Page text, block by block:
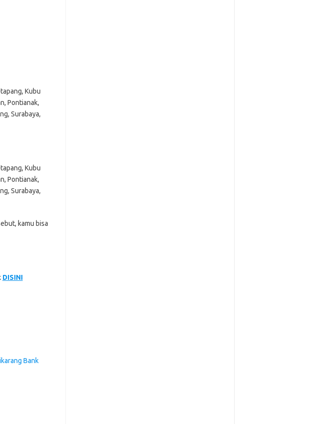
Kubu
Pontianak,
Surabaya,
Kubu
Pontianak,
Surabaya,
kamu bisa
DISINI
Bank